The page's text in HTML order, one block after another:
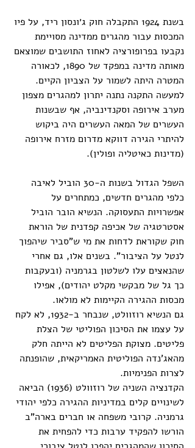
בשנת 1924 התקבלה חוק ג׳ונסון ריד, על פיו
המכסות עבור מהגרים ממדינה מסויימת
נקבעו בפרופורציה לאחוז התושבים שמוצאם
מאותה מדינה במפקד של 1890, לכאורה
המטרה היתה לשמור על הצביון הקיים.
למעשה התקנה נתנה יתרון למהגרים מצפון
מערב אירופה וסקנדינביה, אף שבשנות
העשרים של המאה העשרים היה ביקוש
להיתרי הגירה דווקא מדרום מזרח אירופה
(מדינות כאיטליה ופולין).
השפל הגדול בשנות ה-30 הוביל לאיבה
כלפי מהגרים חדשים, כמתחרים על
אפשרויות התעסוקה. הנשיא הובר הוביל
אסטרטגיה של אכיפה קפדנית של הוראת
חוק שקוראת לדחות את מי ש"סביר שיהפוך
לנטל על הציבור”. בשנים אלו, גם אחרי
שהנאצים עלו לשלטון בגרמניה (ובעקבות
כך גל של מבקשי מקלט יהודים), אפילו
מכסות ההגירה הקיימות לא מולאו.
גם הנשיא רוזוולט, שנבחר ב-1932, לא לקח
על עצמו את הסיכון הפוליטי של הצלת
פליטים. מצוקת הפליטים לא הייתה חלק
מהאג'נדה הפוליטית האמריקאית, שהופנתה
לצרות הפנימיות.
הקדנציה השניה של רוזוולט (1936) הביאה
לשינויים קלים במדיניות ההגירה כלפי יהודי
גרמניה. קרובי משפחה או חברים בארה"ב
הורשו להפקיד ערבות כדי להפחית את